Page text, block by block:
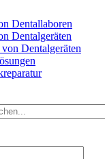
Dentallaboren
Dentalgeräten
Dentalgeräten